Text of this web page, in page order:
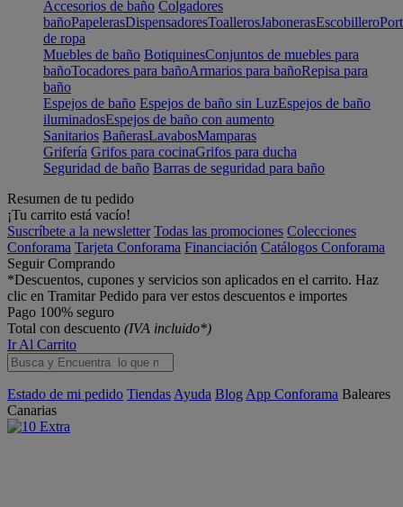
Accesorios de baño Colgadores
bañoPapelerasDispensadoresToallerosJabonerasEscobillero
de ropa
Muebles de baño BotiquinesConjuntos de muebles para
bañoTocadores para bañoArmarios para bañoRepisa para
baño
Espejos de baño Espejos de baño sin LuzEspejos de baño
iluminadosEspejos de baño con aumento
Sanitarios BañerasLavabosMamparas
Grifería Grifos para cocinaGrifos para ducha
Seguridad de baño Barras de seguridad para baño
Resumen de tu pedido
¡Tu carrito está vacío!
Suscríbete a la newsletter Todas las promociones Colecciones
Conforama Tarjeta Conforama Financiación Catálogos Conforama
Seguir Comprando
*Descuentos, cupones y servicios son aplicados en el carrito. Haz
clic en Tramitar Pedido para ver estos descuentos e importes
Pago 100% seguro
Total con descuento (IVA incluido*)
Ir Al Carrito
Estado de mi pedido Tiendas Ayuda Blog App Conforama Baleares
Canarias